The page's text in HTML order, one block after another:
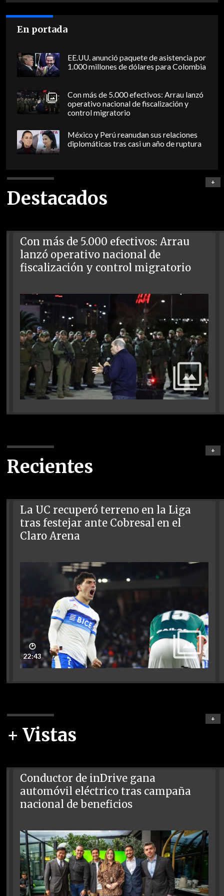
En portada
EE.UU. anunció paquete de asistencia por
1.000 millones de dólares para Colombia
Con más de 5.000 efectivos: Arrau lanzó
operativo nacional de fiscalización y
control migratorio
México y Perú reanudan sus relaciones
diplomáticas tras casi un año de ruptura
Destacados
+
Con más de 5.000 efectivos: Arrau
lanzó operativo nacional de
fiscalización y control migratorio
Recientes
+
La UC recuperó terreno en la Liga
tras festejar ante Cobresal en el
Claro Arena
🕑
22:43
+ Vistas
+
Conductor de inDrive gana
automóvil eléctrico tras campaña
nacional de beneficios